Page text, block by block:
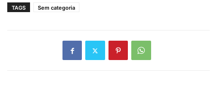
TAGS Sem categoria